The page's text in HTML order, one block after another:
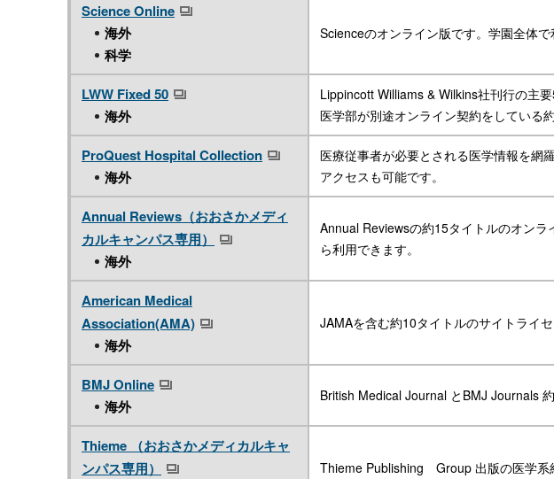
Science Online
海外
科学
Scienceのオンライン版です。学園全体で
LWW Fixed 50
海外
Lippincott Williams & Wilkins社刊行の主
医学部が別途オンライン契約をしている
ProQuest Hospital Collection
海外
医療従事者が必要とされる医学情報を網
アクセスも可能です。
Annual Reviews（おおさかメディ
カルキャンパス専用）
海外
Annual Reviewsの約15タイトルのオン
ら利用できます。
American Medical
Association(AMA)
海外
JAMAを含む約10タイトルのサイトライセ
BMJ Online
海外
British Medical Journal とBMJ Journals
Thieme （おおさかメディカルキャ
ンパス専用）
Thieme Publishing Group 出版の医学系